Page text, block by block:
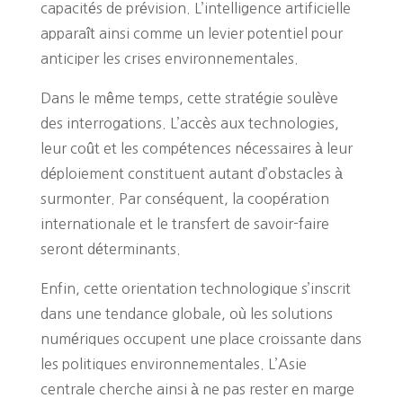
capacités de prévision. L’intelligence artificielle
apparaît ainsi comme un levier potentiel pour
anticiper les crises environnementales.
Dans le même temps, cette stratégie soulève
des interrogations. L’accès aux technologies,
leur coût et les compétences nécessaires à leur
déploiement constituent autant d’obstacles à
surmonter. Par conséquent, la coopération
internationale et le transfert de savoir-faire
seront déterminants.
Enfin, cette orientation technologique s’inscrit
dans une tendance globale, où les solutions
numériques occupent une place croissante dans
les politiques environnementales. L’Asie
centrale cherche ainsi à ne pas rester en marge